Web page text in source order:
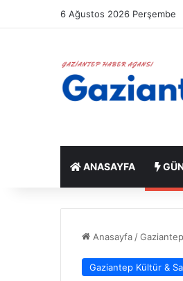
6 Ağustos 2026 Perşembe
ANASAYFA
Anasayfa /
Gaziantep Kültür &